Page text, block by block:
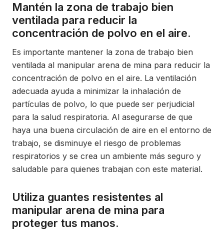
Mantén la zona de trabajo bien
ventilada para reducir la
concentración de polvo en el aire.
Es importante mantener la zona de trabajo bien
ventilada al manipular arena de mina para reducir la
concentración de polvo en el aire. La ventilación
adecuada ayuda a minimizar la inhalación de
partículas de polvo, lo que puede ser perjudicial
para la salud respiratoria. Al asegurarse de que
haya una buena circulación de aire en el entorno de
trabajo, se disminuye el riesgo de problemas
respiratorios y se crea un ambiente más seguro y
saludable para quienes trabajan con este material.
Utiliza guantes resistentes al
manipular arena de mina para
proteger tus manos.